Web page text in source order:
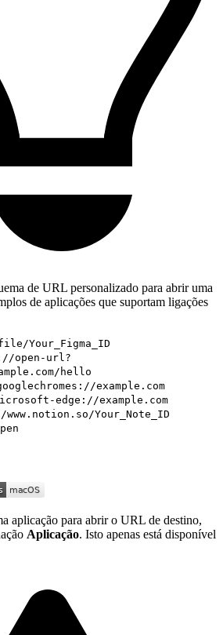
de URL personalizado para abrir uma
de aplicações que suportam ligações
Your_Figma_ID
open-url?
hello
example.com
edge://example.com
Your_Note_ID
aplicação para abrir o URL de destino,
Aplicação. Isto apenas está disponível